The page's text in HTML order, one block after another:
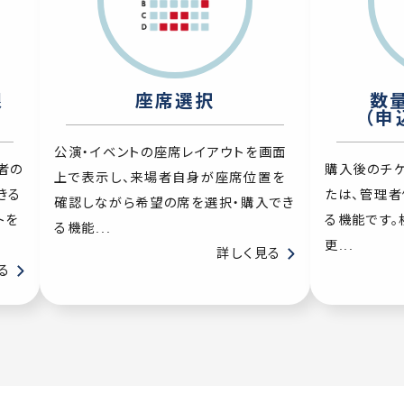
の
る
を
座席選択
公演・イベントの座席レイアウトを画面
上で表示し、来場者自身が座席位置を
確認しながら希望の席を選択・購入でき
る機能...
詳しく見る
数
（
購入後のチ
たは、管理
る機能です。
更...